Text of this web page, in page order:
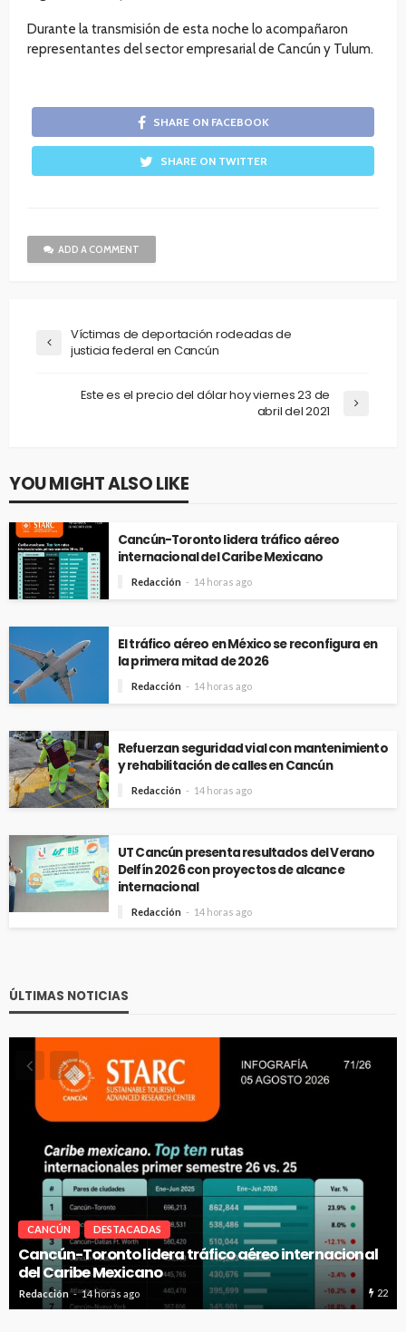
Durante la transmisión de esta noche lo acompañaron
representantes del sector empresarial de Cancún y Tulum.
SHARE ON FACEBOOK
SHARE ON TWITTER
ADD A COMMENT
Víctimas de deportación rodeadas de
justicia federal en Cancún
Este es el precio del dólar hoy viernes 23 de
abril del 2021
YOU MIGHT ALSO LIKE
Cancún-Toronto lidera tráfico aéreo
internacional del Caribe Mexicano
Redacción 14 horas ago
El tráfico aéreo en México se reconfigura en
la primera mitad de 2026
Redacción 14 horas ago
Refuerzan seguridad vial con mantenimiento
y rehabilitación de calles en Cancún
Redacción 14 horas ago
UT Cancún presenta resultados del Verano
Delfín 2026 con proyectos de alcance
internacional
Redacción 14 horas ago
ÚLTIMAS NOTICIAS
CANCÚN DESTACADAS
Cancún-Toronto lidera tráfico aéreo internacional
del Caribe Mexicano
Redacción 14 horas ago 22